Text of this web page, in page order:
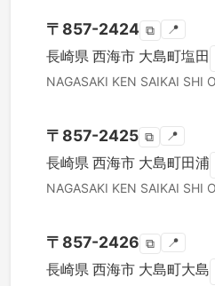
〒 857-2424 ⧉ 📍
長崎県 西海市 大島町塩田
NAGASAKI KEN SAIKAI SHI
〒 857-2425 ⧉ 📍
長崎県 西海市 大島町田浦
NAGASAKI KEN SAIKAI SHI
〒 857-2426 ⧉ 📍
長崎県 西海市 大島町大島